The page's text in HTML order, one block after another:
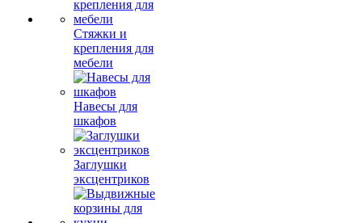
Стяжки и
крепления для
мебели
Навесы для
шкафов
Заглушки
эксцентриков